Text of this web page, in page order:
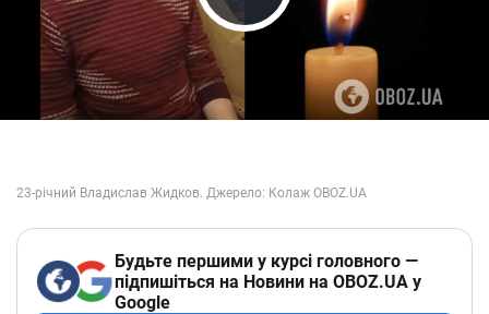
Play Video
Будьте першими у курсі головного —
підпишіться на Новини на OBOZ.UA у
Google